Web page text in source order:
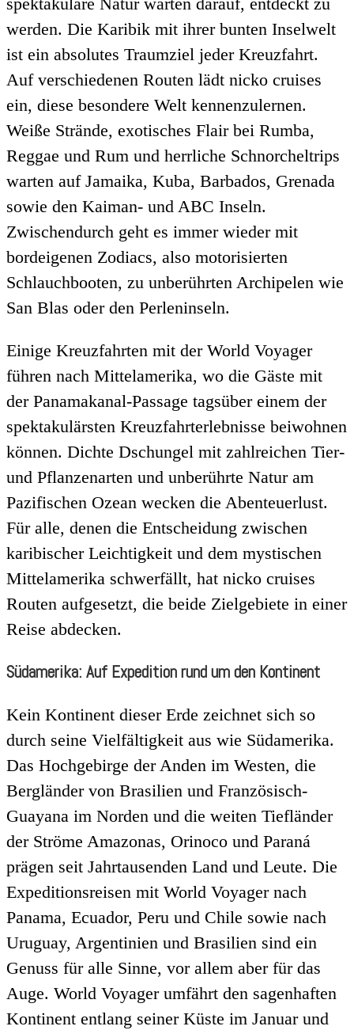
werden. Die Karibik mit ihrer bunten Inselwelt
ist ein absolutes Traumziel jeder Kreuzfahrt.
Auf verschiedenen Routen lädt nicko cruises
ein, diese besondere Welt kennenzulernen.
Weiße Strände, exotisches Flair bei Rumba,
Reggae und Rum und herrliche Schnorcheltrips
warten auf Jamaika, Kuba, Barbados, Grenada
sowie den Kaiman- und ABC Inseln.
Zwischendurch geht es immer wieder mit
bordeigenen Zodiacs, also motorisierten
Schlauchbooten, zu unberührten Archipelen wie
San Blas oder den Perleninseln.
Einige Kreuzfahrten mit der World Voyager
führen nach Mittelamerika, wo die Gäste mit
der Panamakanal-Passage tagsüber einem der
spektakulärsten Kreuzfahrterlebnisse beiwohnen
können. Dichte Dschungel mit zahlreichen Tier-
und Pflanzenarten und unberührte Natur am
Pazifischen Ozean wecken die Abenteuerlust.
Für alle, denen die Entscheidung zwischen
karibischer Leichtigkeit und dem mystischen
Mittelamerika schwerfällt, hat nicko cruises
Routen aufgesetzt, die beide Zielgebiete in einer
Reise abdecken.
Südamerika: Auf Expedition rund um den Kontinent
Kein Kontinent dieser Erde zeichnet sich so
durch seine Vielfältigkeit aus wie Südamerika.
Das Hochgebirge der Anden im Westen, die
Bergländer von Brasilien und Französisch-
Guayana im Norden und die weiten Tiefländer
der Ströme Amazonas, Orinoco und Paraná
prägen seit Jahrtausenden Land und Leute. Die
Expeditionsreisen mit World Voyager nach
Panama, Ecuador, Peru und Chile sowie nach
Uruguay, Argentinien und Brasilien sind ein
Genuss für alle Sinne, vor allem aber für das
Auge. World Voyager umfährt den sagenhaften
Kontinent entlang seiner Küste im Januar und